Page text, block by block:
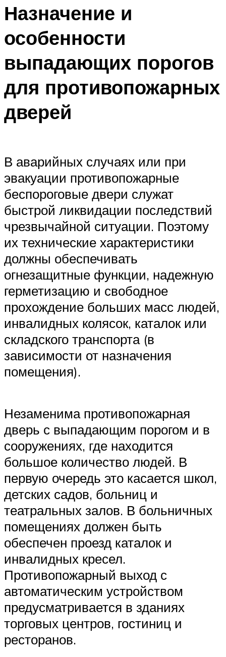
Назначение и
особенности
выпадающих порогов
для противопожарных
дверей
В аварийных случаях или при
эвакуации противопожарные
беспороговые двери служат
быстрой ликвидации последствий
чрезвычайной ситуации. Поэтому
их технические характеристики
должны обеспечивать
огнезащитные функции, надежную
герметизацию и свободное
прохождение больших масс людей,
инвалидных колясок, каталок или
складского транспорта (в
зависимости от назначения
помещения).
Незаменима противопожарная
дверь с выпадающим порогом и в
сооружениях, где находится
большое количество людей. В
первую очередь это касается школ,
детских садов, больниц и
театральных залов. В больничных
помещениях должен быть
обеспечен проезд каталок и
инвалидных кресел.
Противопожарный выход с
автоматическим устройством
предусматривается в зданиях
торговых центров, гостиниц и
ресторанов.